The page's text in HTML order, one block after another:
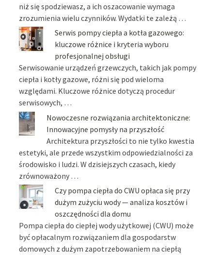
niż się spodziewasz, a ich oszacowanie wymaga
zrozumienia wielu czynników. Wydatki te zależą …
Serwis pompy ciepła a kotła gazowego:
kluczowe różnice i kryteria wyboru
profesjonalnej obsługi
Serwisowanie urządzeń grzewczych, takich jak pompy
ciepła i kotły gazowe, różni się pod wieloma
względami. Kluczowe różnice dotyczą procedur
serwisowych, …
Nowoczesne rozwiązania architektoniczne:
Innowacyjne pomysły na przyszłość
Architektura przyszłości to nie tylko kwestia
estetyki, ale przede wszystkim odpowiedzialności za
środowisko i ludzi. W dzisiejszych czasach, kiedy
zrównoważony …
Czy pompa ciepła do CWU opłaca się przy
dużym zużyciu wody — analiza kosztów i
oszczędności dla domu
Pompa ciepła do ciepłej wody użytkowej (CWU) może
być opłacalnym rozwiązaniem dla gospodarstw
domowych z dużym zapotrzebowaniem na ciepłą